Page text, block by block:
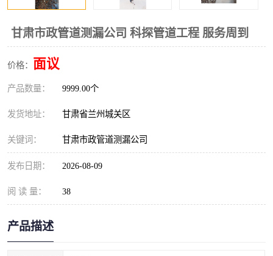
甘肃市政管道测漏公司 科探管道工程 服务周到
价格： 面议
产品数量： 9999.00个
发货地址： 甘肃省兰州城关区
关键词： 甘肃市政管道测漏公司
发布日期： 2026-08-09
阅 读 量： 38
产品描述